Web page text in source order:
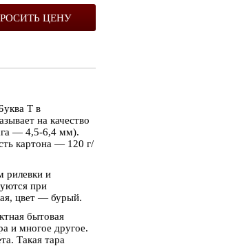
35.00
ЦЕНУ
Т в
на качество
— 4,5-6,4 мм).
картона — 120 г/
рилевки и
при
цвет — бурый.
бытовая
и многое другое.
Такая тара